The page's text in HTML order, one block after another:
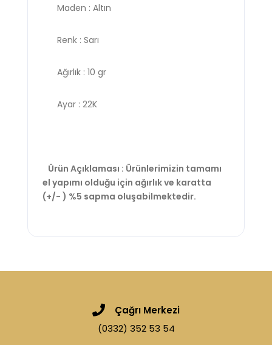
Maden : Altın
Renk : Sarı
Ağırlık : 10 gr
Ayar : 22K
Ürün Açıklaması : Ürünlerimizin tamamı
el yapımı olduğu için ağırlık ve karatta
(+/- ) %5 sapma oluşabilmektedir.
Çağrı Merkezi
(0332) 352 53 54